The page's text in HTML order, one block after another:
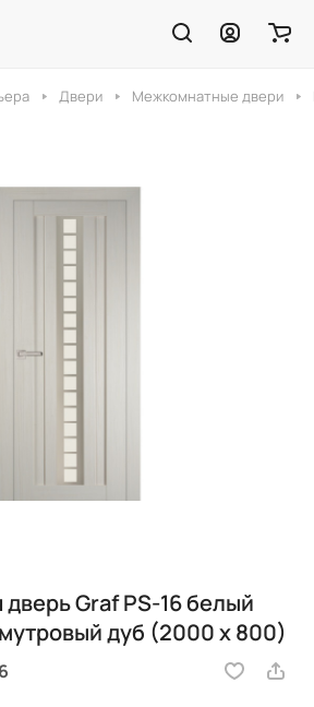
Двери Межкомнатные двери
Graf PS-16 белый
дуб (2000 х 800)